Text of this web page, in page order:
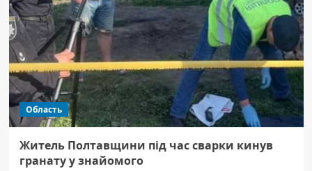
під
поїзд
Область
Житель Полтавщини під час сварки кинув
гранату у знайомого